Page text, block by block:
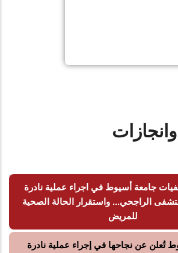
جامعة أسيوط في اجراء عملية نادرة
الراجحي... واستقرار الحالة الصحية
للمريض
تُعلن عن نجاحها في إجراء عملية نادرة